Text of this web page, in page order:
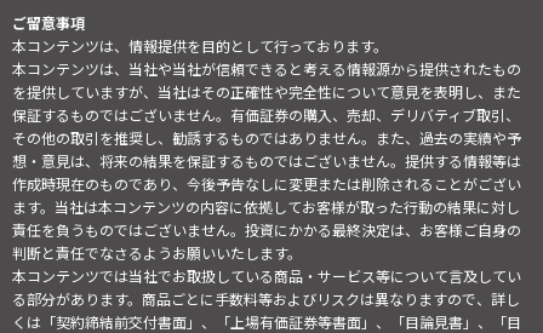
ご留意事項
本コンテンツは、情報提供を目的として行っております。
本コンテンツは、当社や当社が信頼できると考える情報源から提供されたもの
を提供していますが、当社はその正確性や完全性について意見を表明し、また
保証するものではございません。有価証券の購入、売却、デリバティブ取引、
その他の取引を推奨し、勧誘するものではありません。また、過去の実績や予
想・意見は、将来の結果を保証するものではございません。提供する情報等は
作成時現在のものであり、今後予告なしに変更または削除されることがござい
ます。当社は本コンテンツの内容に依拠してお客様が取った行動の結果に対し
責任を負うものではございません。投資にかかる最終決定は、お客様ご自身の
判断と責任でなさるようお願いいたします。
本コンテンツでは当社でお取扱している商品・サービス等について言及してい
る部分があります。商品ごとに手数料等およびリスクは異なりますので、詳し
くは「契約締結前交付書面」、「上場有価証券等書面」、「目論見書」、「目